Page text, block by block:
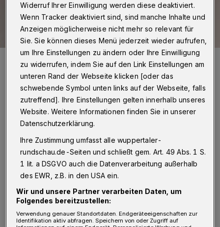
Der Stein des Anstoßes: Die MLPD-Vorsitzende Gabriele Fechtner.
Foto: MLPD
Von Jörg Degenkolb-Degerli
„Des Kommunisten Friedrich Engels darf jeder
gedenken – außer er ist Kommunist“ - so
lautet der zentrale Vorwurf des
Geschäftsführers der Gelsenkirchener Willi-
Dickhut-Stiftung, Christoph Gärtner, gegen
Widerruf Ihrer Einwilligung werden diese deaktiviert.
Wenn Tracker deaktiviert sind, sind manche Inhalte und
Anzeigen möglicherweise nicht mehr so relevant für
Sie. Sie können dieses Menü jederzeit wieder aufrufen,
um Ihre Einstellungen zu ändern oder Ihre Einwilligung
zu widerrufen, indem Sie auf den Link Einstellungen am
unteren Rand der Webseite klicken [oder das
schwebende Symbol unten links auf der Webseite, falls
zutreffend]. Ihre Einstellungen gelten innerhalb unseres
Website. Weitere Informationen finden Sie in unserer
Datenschutzerklärung.
Ihre Zustimmung umfasst alle wuppertaler-
rundschau.de-Seiten und schließt gem. Art. 49 Abs. 1 S.
1 lit. a DSGVO auch die Datenverarbeitung außerhalb
des EWR, z.B. in den USA ein.
Wir und unsere Partner verarbeiten Daten, um
Folgendes bereitzustellen:
Verwendung genauer Standortdaten. Endgeräteeigenschaften zur
Identifikation aktiv abfragen. Speichern von oder Zugriff auf